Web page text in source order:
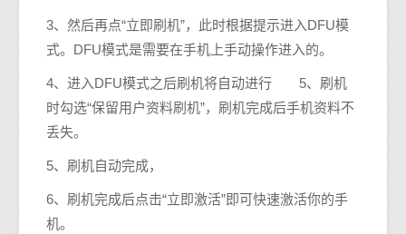
3、然后再点“立即刷机”，此时根据提示进入DFU模
式。DFU模式是需要在手机上手动操作进入的。
4、进入DFU模式之后刷机将自动进行 5、刷机
时勾选“保留用户资料刷机”，刷机完成后手机资料不
丢失。
5、刷机自动完成，
6、刷机完成后点击“立即激活”即可快速激活你的手
机。